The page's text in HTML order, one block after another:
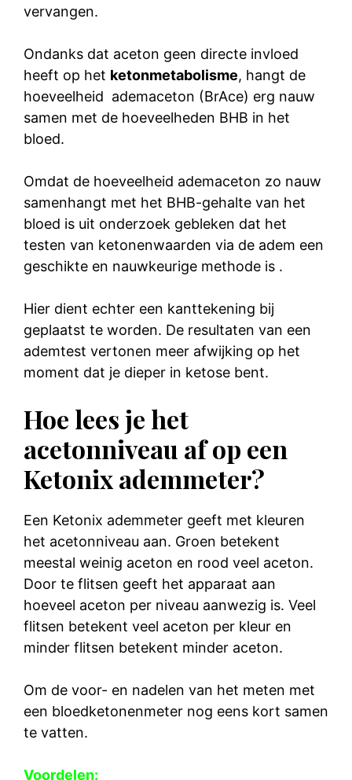
vervangen.
Ondanks dat aceton geen directe invloed
heeft op het ketonmetabolisme, hangt de
hoeveelheid ademaceton (BrAce) erg nauw
samen met de hoeveelheden BHB in het
bloed.
Omdat de hoeveelheid ademaceton zo nauw
samenhangt met het BHB-gehalte van het
bloed is uit onderzoek gebleken dat het
testen van ketonenwaarden via de adem een
geschikte en nauwkeurige methode is .
Hier dient echter een kanttekening bij
geplaatst te worden. De resultaten van een
ademtest vertonen meer afwijking op het
moment dat je dieper in ketose bent.
Hoe lees je het
acetonniveau af op een
Ketonix ademmeter?
Een Ketonix ademmeter geeft met kleuren
het acetonniveau aan. Groen betekent
meestal weinig aceton en rood veel aceton.
Door te flitsen geeft het apparaat aan
hoeveel aceton per niveau aanwezig is. Veel
flitsen betekent veel aceton per kleur en
minder flitsen betekent minder aceton.
Om de voor- en nadelen van het meten met
een bloedketonenmeter nog eens kort samen
te vatten.
Voordelen: